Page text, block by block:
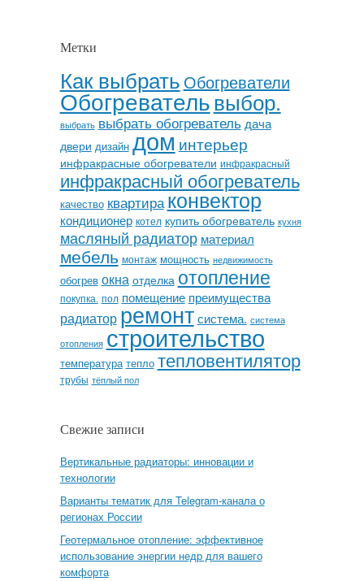
Метки
Как выбрать Обогреватели
Обогревательвыбор.
выбрать выбрать обогреватель дача
двери дизайн дом интерьер
инфракрасные обогреватели инфракрасный
инфракрасный обогреватель
качество квартираконвектор
кондиционер котел купить обогреватель кухня
масляный радиатор материал
мебель монтаж мощность недвижимость
обогрев окна отделка отопление
покупка. пол помещение преимущества
радиатор ремонт система. система
отопления строительство
температура тепло тепловентилятор
трубы тёплый пол
Свежие записи
Вертикальные радиаторы: инновации и
технологии
Варианты тематик для Telegram-канала о
регионах России
Геотермальное отопление: эффективное
использование энергии недр для вашего
комфорта